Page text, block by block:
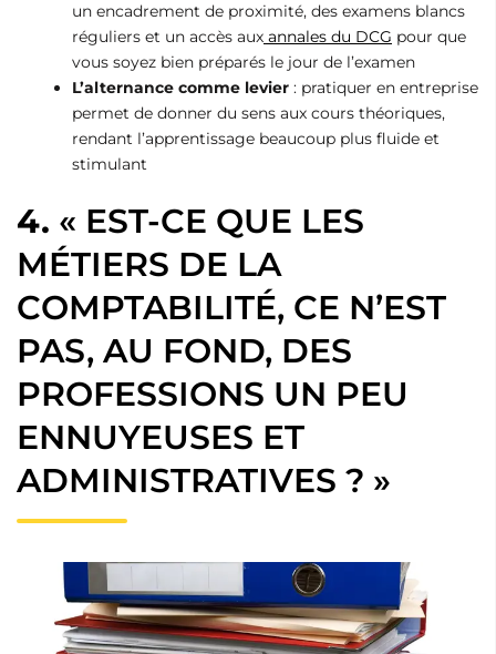
un encadrement de proximité, des examens blancs
réguliers et un accès aux annales du DCG pour que
vous soyez bien préparés le jour de l’examen
L’alternance comme levier : pratiquer en entreprise
permet de donner du sens aux cours théoriques,
rendant l’apprentissage beaucoup plus fluide et
stimulant
4. « EST-CE QUE LES
MÉTIERS DE LA
COMPTABILITÉ, CE N’EST
PAS, AU FOND, DES
PROFESSIONS UN PEU
ENNUYEUSES ET
ADMINISTRATIVES ? »